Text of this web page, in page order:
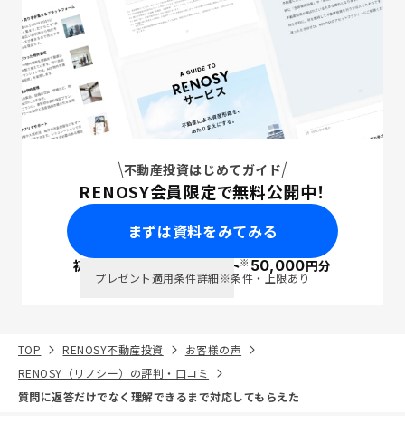
不動産投資はじめてガイド
RENOSY会員限定で無料公開中！
まずは資料をみてみる
初回面談で ポイント※50,000円分
プレゼント適用条件詳細※条件・上限あり
TOP RENOSY不動産投資
お客様の声
RENOSY（リノシー）の評判・口コミ
質問に返答だけでなく理解できるまで対応してもらえた